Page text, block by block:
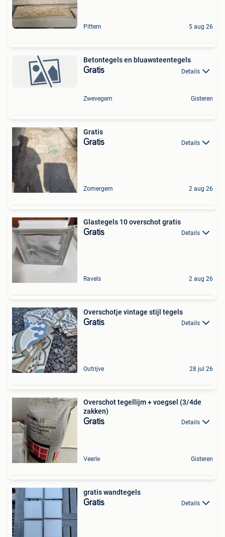
Pittem 5 aug 26
Betontegels en bluawsteentegels
Gratis Details
Zwevegem Gisteren
Gratis
Gratis Details
Zomergem 2 aug 26
Glastegels 10 overschot gratis
Gratis Details
Ravels 2 aug 26
Overschotje vintage stijl tegels
Gratis Details
Outrijve 28 jul 26
Overschot tegellijm + voegsel (3/4de
zakken)
Gratis Details
Veerle Gisteren
gratis wandtegels
Gratis Details